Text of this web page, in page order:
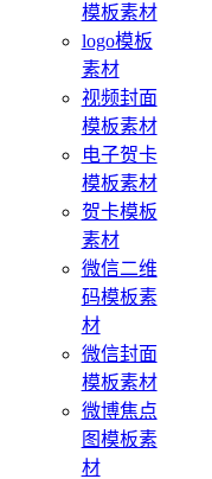
模板素材
logo模板
素材
视频封面
模板素材
电子贺卡
模板素材
贺卡模板
素材
微信二维
码模板素
材
微信封面
模板素材
微博焦点
图模板素
材